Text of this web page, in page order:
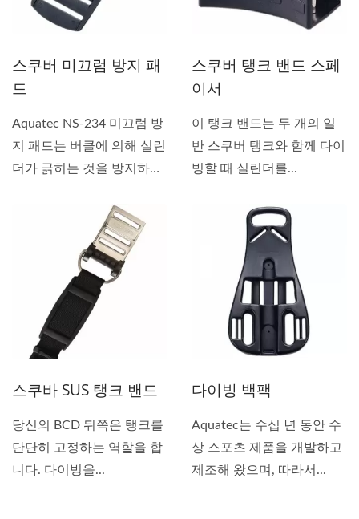
스쿠버 미끄럼 방지 패
드
Aquatec NS-234 미끄럼 방
지 패드는 버클에 의해 실린
더가 긁히는 것을 방지하
스쿠버 탱크 밴드 스페
이서
이 탱크 밴드는 두 개의 일
반 스쿠버 탱크와 함께 다이
빙할 때 실린더를...
스쿠바 SUS 탱크 밴드
당신의 BCD 뒤쪽은 탱크를
단단히 고정하는 역할을 합
니다. 다이빙을...
다이빙 백팩
Aquatec는 수십 년 동안 수
상 스포츠 제품을 개발하고
제조해 왔으며, 따라서...